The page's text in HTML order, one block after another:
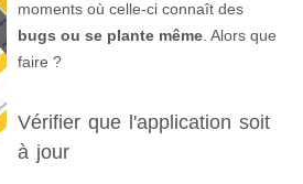
moments où celle-ci connaît des
bugs ou se plante même . Alors que
faire ?
Vérifier que l'application soit
à jour